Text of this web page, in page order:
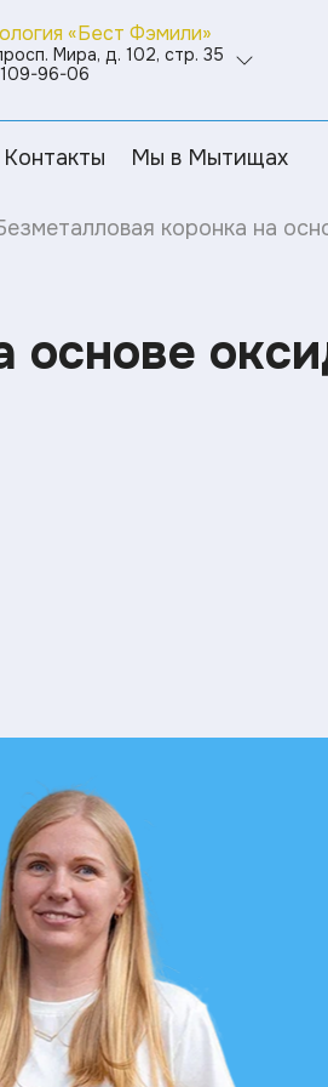
«Бест Фэмили»
Мира, д. 102, стр. 35
96-06
Контакты Мы в Мытищах
коронка на
основе